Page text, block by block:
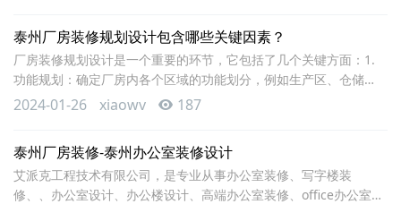
装料。 无坐车间装修工要求:1、净化厂房墙、顶板材一股多采用
50mm厚的夹芯彩钢板制造，
泰州厂房装修规划设计包含哪些关键因素？
厂房装修规划设计是一个重要的环节，它包括了几个关键方面：1.
功能规划：确定厂房内各个区域的功能划分，例如生产区、仓储
区、办公区等。根据不同区域的功能需求，合理安排空间布局和通
率，确保生产流程顺畅。3. 照明与通风：保证厂房内的照明充足和
通风良好，人员可以在舒适的环境下工作。合理选
2024-01-26 xiaowv 187
泰州厂房装修-泰州办公室装修设计
艾派克工程技术有限公司，是专业从事办公室装修、写字楼装
修、、办公室设计、办公楼设计、高端办公室装修、office办公室装